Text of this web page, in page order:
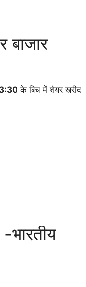
के बिच में शेयर खरीद